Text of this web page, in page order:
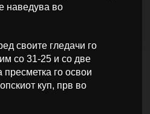
наведува во
своите гледачи го
со 31-25 и со две
го освои
куп, прв во